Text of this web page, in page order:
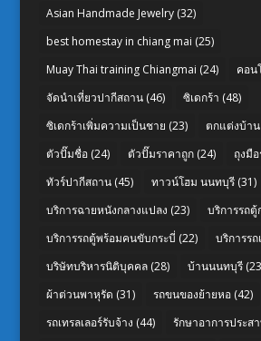
Asian Handmade Jewelry(32)
best homestay in chiang mai (25)
Muay Thai training Chiangmai (24) คอน
จัดนำเที่ยวปากีสถาน(46) ซิเดกร้า (48)
ซิเดกร้าเพิ่มความเป็นชาย (23) ตกแต่งบ้าน
ตัวปั๊มชื่อ(24) ตัวปั๊มราคาถูก(24) ถุงมื
ทัวร์ปากีสถาน(45) ทาวน์โฮม นนทบุรี(31)
บริการฉายหนังกลางแปลง (23) บริการรถตู้
บริการรถตู้พร้อมคนขับกระบี่ (22) บริการรถ
บริษัทบริหารนิติบุคคล(28) บ้านนนทบุรี
ผ้าต่วนพาหุรัด (31) รถขนของย้ายหอ(42)
รถเทรลเลอร์รับจ้าง (44) รักษาอาการประส